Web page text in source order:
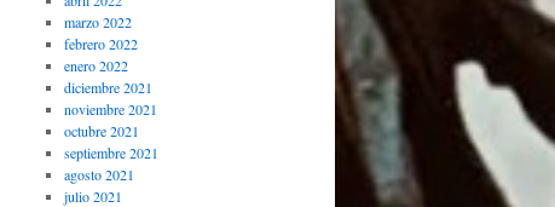
marzo 2022
febrero 2022
enero 2022
diciembre 2021
noviembre 2021
octubre 2021
septiembre 2021
agosto 2021
julio 2021